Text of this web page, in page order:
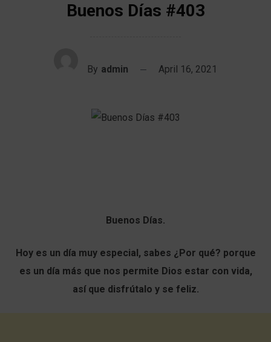
Buenos Días #403
By admin April 16, 2021
Buenos Días.
Hoy es un día muy especial, sabes ¿Por qué? porque
es un día más que nos permite Dios estar con vida,
así que disfrútalo y se feliz.